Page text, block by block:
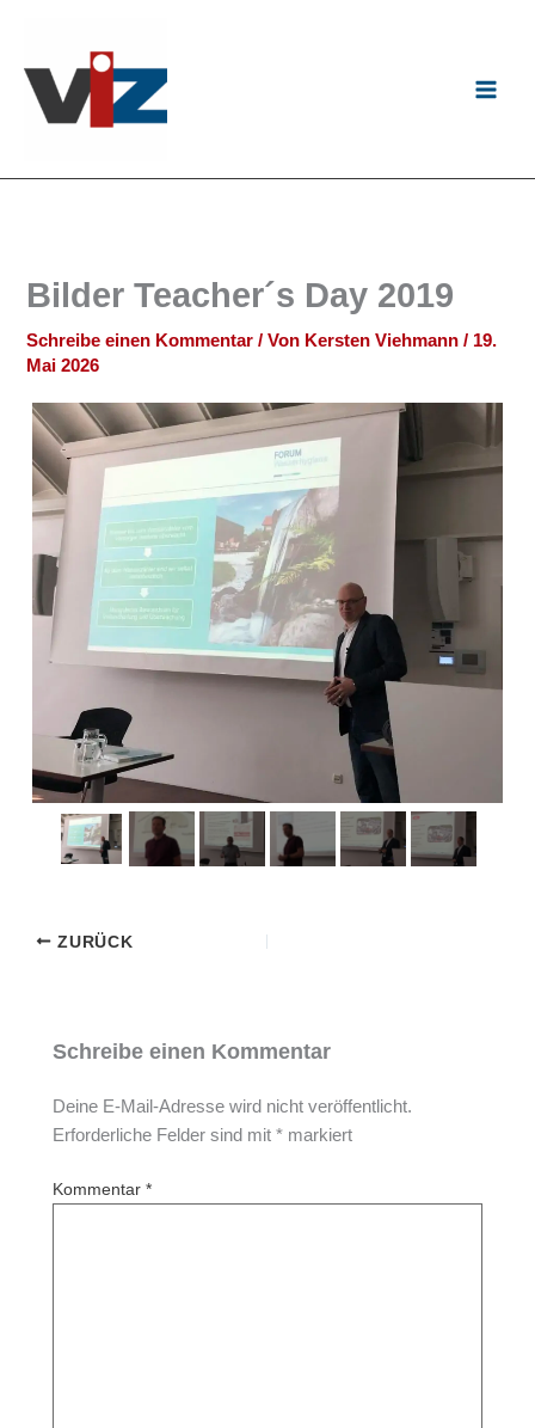
springen
Bilder Teacher´s Day 2019
Schreibe einen Kommentar / Von Kersten Viehmann/ 19.
Mai 2026
ZURÜCK
Schreibe einen Kommentar
Deine E-Mail-Adresse wird nicht veröffentlicht.
Erforderliche Felder sind mit* markiert
Kommentar*